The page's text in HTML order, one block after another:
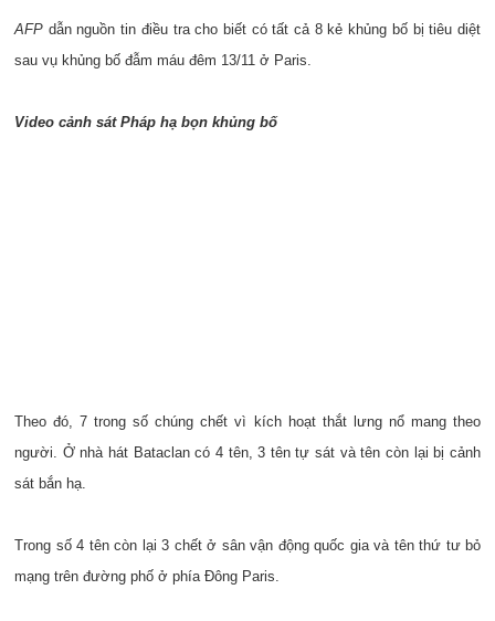
AFP dẫn nguồn tin điều tra cho biết có tất cả 8 kẻ khủng bố bị tiêu diệt
sau vụ khủng bố đẫm máu đêm 13/11 ở Paris.
Video cảnh sát Pháp hạ bọn khủng bố
Theo đó, 7 trong số chúng chết vì kích hoạt thắt lưng nổ mang theo
người. Ở nhà hát Bataclan có 4 tên, 3 tên tự sát và tên còn lại bị cảnh
sát bắn hạ.
Trong số 4 tên còn lại 3 chết ở sân vận động quốc gia và tên thứ tư bỏ
mạng trên đường phố ở phía Đông Paris.